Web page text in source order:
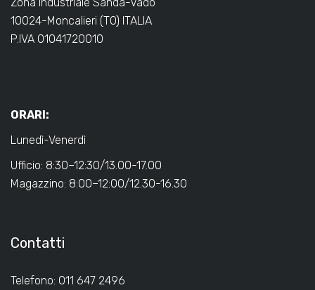
10024-Moncalieri (TO) ITALIA
P.IVA 01041720010
ORARI:
Lunedì-Venerdì
Ufficio: 8:30–12:30/13.00-17.00
Magazzino: 8:00–12:00/12.30-16.30
Contatti
Telefono: 011 647 2496